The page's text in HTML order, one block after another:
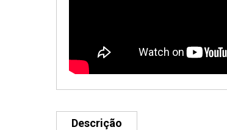
Descrição